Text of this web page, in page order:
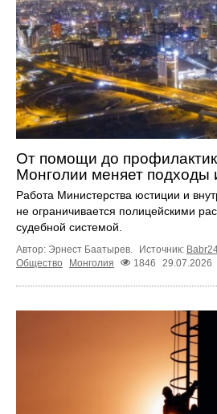
От помощи до
Монголии меняет подходы
Работа Министерства юстиции и
не ограничивается полицейскими
судебной системой.
Автор: Эрнест Баатырев. Источник:
Общество
Монголия 1846 29.07.2026